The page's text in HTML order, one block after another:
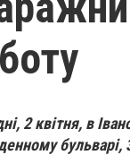
2 квітня, в
бульварі,